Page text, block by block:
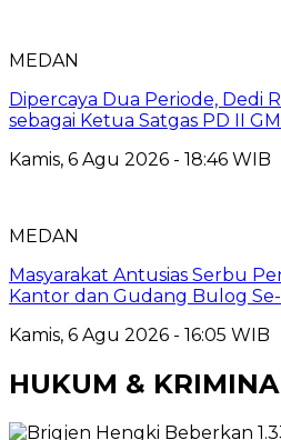
MEDAN
Dipercaya Dua Periode, Dedi
sebagai Ketua Satgas PD II
Kamis, 6 Agu 2026 - 18:46 WIB
MEDAN
Masyarakat Antusias Serbu
Kantor dan Gudang Bulog
Kamis, 6 Agu 2026 - 16:05 WIB
HUKUM &